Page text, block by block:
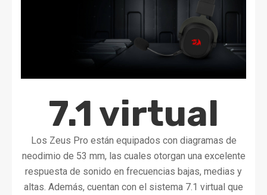
7.1 virtual
Los Zeus Pro están equipados con diagramas de
neodimio de 53 mm, las cuales otorgan una excelente
respuesta de sonido en frecuencias bajas, medias y
altas. Además, cuentan con el sistema 7.1 virtual que